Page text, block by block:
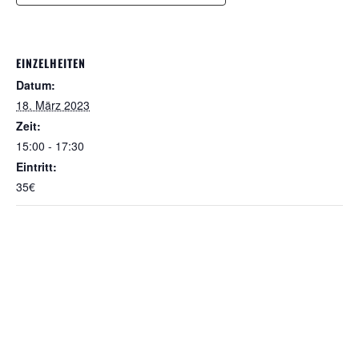
EINZELHEITEN
Datum:
18. März 2023
Zeit:
15:00 - 17:30
Eintritt:
35€